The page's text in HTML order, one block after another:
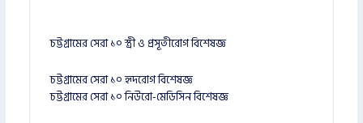
চট্টগ্রামের সেরা ১০ স্ত্রী ও প্রসূতীরোগ বিশেষজ্ঞ
চট্টগ্রামের সেরা ১০ হৃদরোগ বিশেষজ্ঞ
চট্টগ্রামের সেরা ১০ নিউরো-মেডিসিন বিশেষজ্ঞ